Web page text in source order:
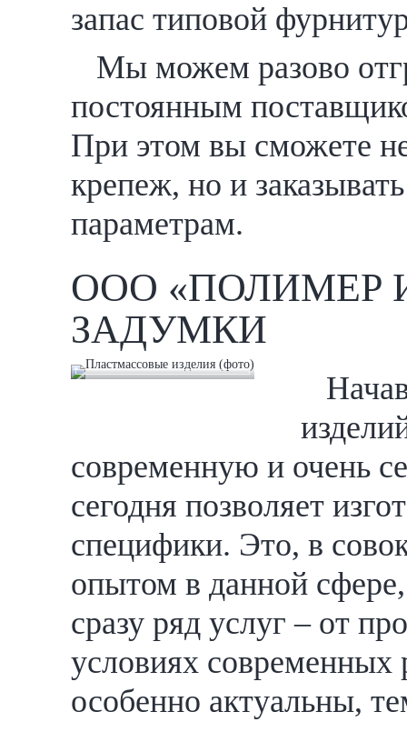
запас типовой
Мы можем разово
постоянным
При этом вы сможете
крепеж, но и
параметрам.
ООО «ПОЛИМЕР
ЗАДУМКИ
современную и очень
сегодня позволяет
специфики. Это, в
опытом в данной
сразу ряд услуг – от
условиях современных
особенно актуальны,